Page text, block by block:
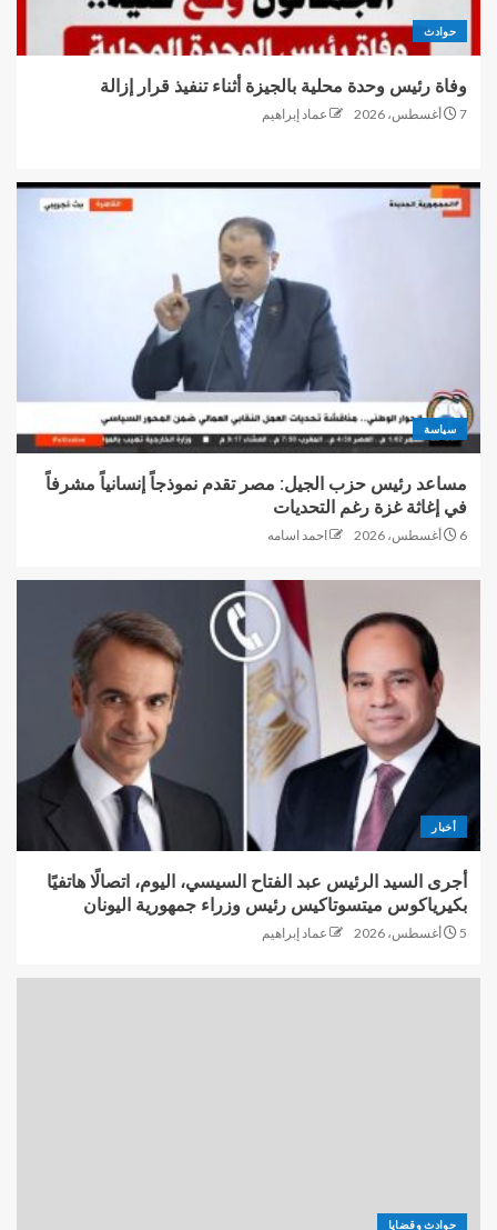
حوادث
وفاة رئيس وحدة محلية بالجيزة أثناء تنفيذ قرار إزالة
7 أغسطس، 2026 عماد إبراهيم
سياسة
مساعد رئيس حزب الجيل: مصر تقدم نموذجاً إنسانياً مشرفاً
في إغاثة غزة رغم التحديات
6 أغسطس، 2026 احمد اسامه
أخبار
أجرى السيد الرئيس عبد الفتاح السيسي، اليوم، اتصالًا هاتفيًا
بكيرياكوس ميتسوتاكيس رئيس وزراء جمهورية اليونان
5 أغسطس، 2026 عماد إبراهيم
حوادث وقضايا